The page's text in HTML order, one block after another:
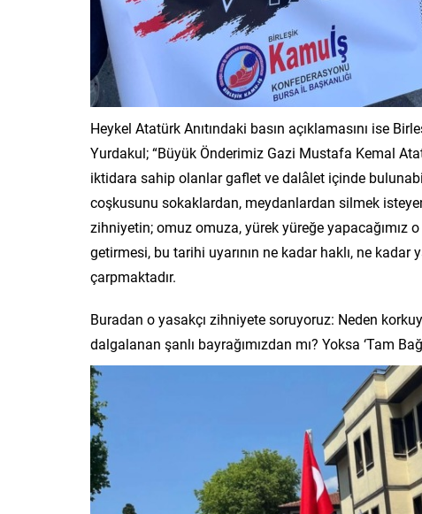
Heykel Atatürk Anıtındaki basın açıklamasını ise
Yurdakul; “Büyük Önderimiz Gazi Mustafa Kemal
iktidara sahip olanlar gaflet ve dalâlet içinde
coşkusunu sokaklardan, meydanlardan silmek
zihniyetin; omuz omuza, yürek yüreğe yapacağımız
getirmesi, bu tarihi uyarının ne kadar haklı, ne
çarpmaktadır.
Buradan o yasakçı zihniyete soruyoruz: Neden
dalgalanan şanlı bayrağımızdan mı? Yoksa ‘Tam